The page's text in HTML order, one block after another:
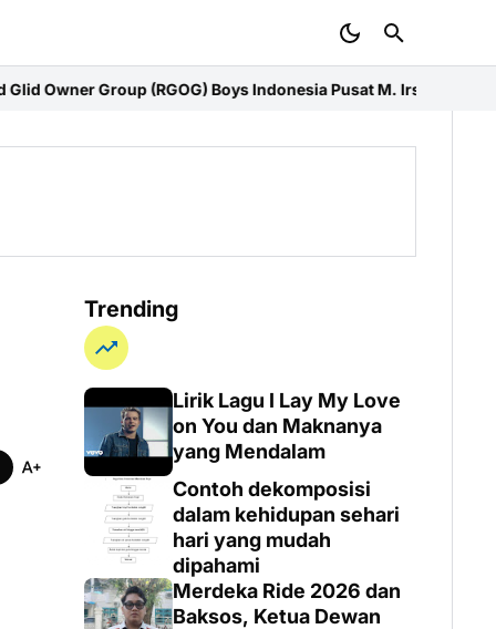
Boys Indonesia Pusat M. Irsyad Sebut Persiapan
Trending
Lirik Lagu I Lay My Love
on You dan Maknanya
yang Mendalam
Contoh dekomposisi
dalam kehidupan sehari
hari yang mudah
dipahami
Merdeka Ride 2026 dan
Baksos, Ketua Dewan